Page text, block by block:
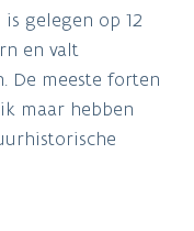
gelegen op 12
en valt
De meeste forten
maar hebben